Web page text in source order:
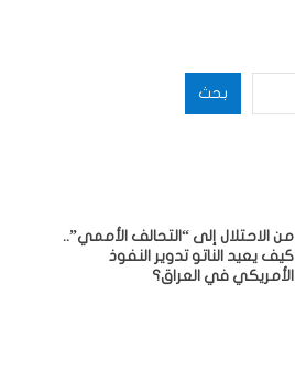
بحث
من الاحتلال إلى “التحالف الأممي”..
كيف يعيد الناتو تدوير النفوذ
الأمريكي في العراق؟